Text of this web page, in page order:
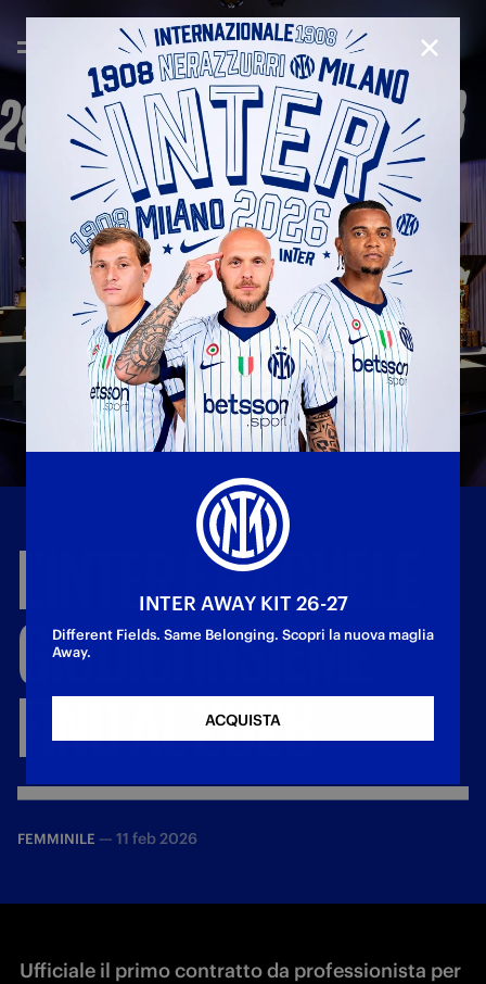
L’INTERERACHELE
GIUDICIINSIEME
FINOAL2028
FEMMINILE — 11 feb 2026
Ufficiale il primo contratto da professionista per
INTER AWAY KIT 26-27
Different Fields. Same Belonging. Scopri la nuova maglia
Away.
ACQUISTA